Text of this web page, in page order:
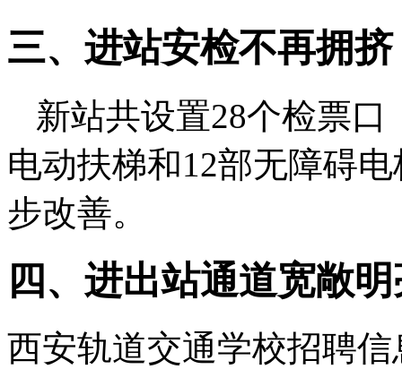
三、进站安检不再拥挤
新站共设置28个检票
电动扶梯和12部无障碍
步改善。
四、进出站通道宽敞
西安轨道交通学校招聘信